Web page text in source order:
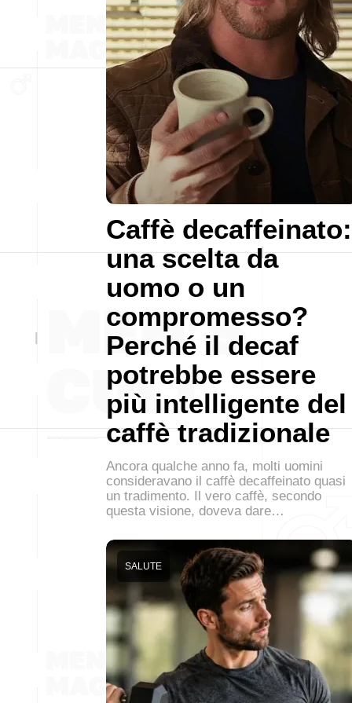
Caffè decaffeinato:
una scelta da
uomo o un
compromesso?
Perché il decaf
potrebbe essere
più intelligente del
caffè tradizionale
Ancora qualche anno fa, molti uomini
consideravano il caffè decaffeinato quasi
un tradimento. Il vero caffè, secondo
questa visione, doveva dare…
SALUTE